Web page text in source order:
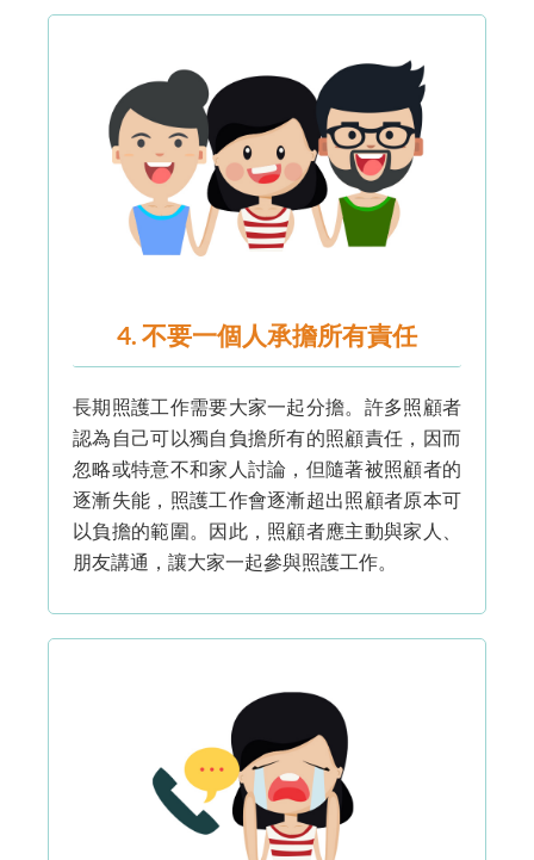
4. 不要一個人承擔所有責任
長期照護工作需要大家一起分擔。許多照顧者
認為自己可以獨自負擔所有的照顧責任，因而
忽略或特意不和家人討論，但隨著被照顧者的
逐漸失能，照護工作會逐漸超出照顧者原本可
以負擔的範圍。因此，照顧者應主動與家人、
朋友講通，讓大家一起參與照護工作。